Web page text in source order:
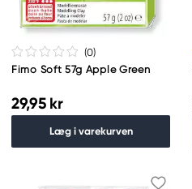
(0)
Fimo Soft 57g Apple Green
29,95 kr
Læg i varekurven